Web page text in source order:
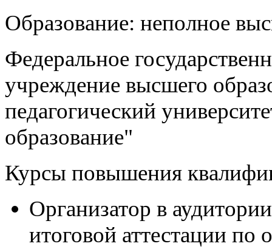
Образование: неполное
Федеральное
учреждение высшего
педагогический
образование"
Курсы повышения
Организатор в
итоговой аттестации